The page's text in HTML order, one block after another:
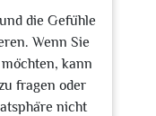
die Gefühle
Wenn Sie
kann
fragen oder
nicht